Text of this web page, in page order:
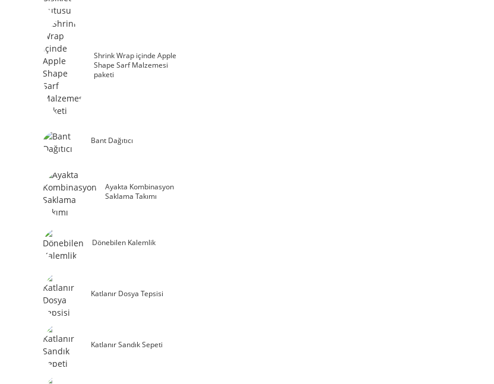
Shrink Wrap içinde Apple
Shape Sarf Malzemesi
paketi
Bant Dağıtıcı
Ayakta Kombinasyon
Saklama Takımı
Dönebilen Kalemlik
Katlanır Dosya Tepsisi
Katlanır Sandık Sepeti